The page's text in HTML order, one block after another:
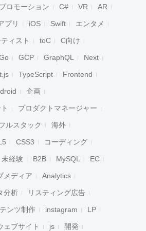
プロモーション C# VR AR
プリ iOS Swift エンタメ
ィスト toC C向け
GCP GraphQL Next
TypeScript Frontend
企画
プロダクトマネージャー
ルスタック 海外
CSS3 コーディング
未経験 B2B MySQL EC
メディア Analytics
分析 リスティング広告
ンツ制作 instagram LP
ェブサイト js 開発